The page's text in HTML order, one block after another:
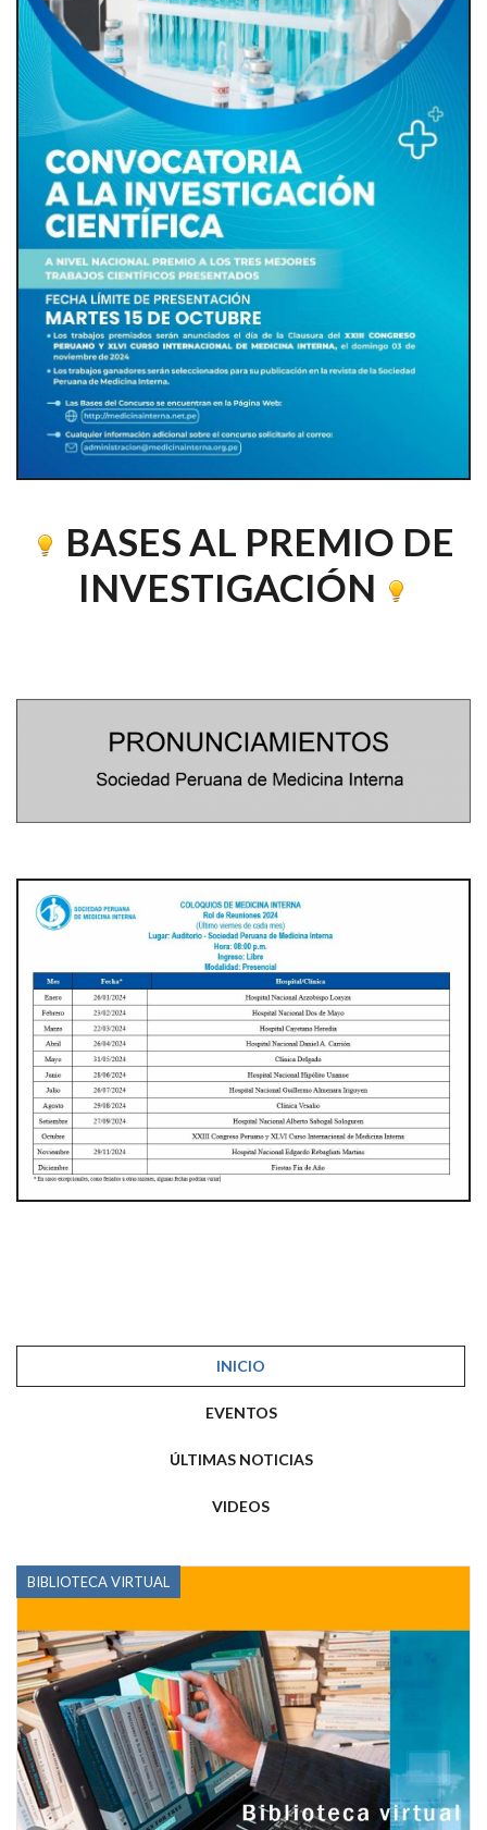
BASES AL PREMIO DE
INVESTIGACIÓN
INICIO
EVENTOS
ÚLTIMAS NOTICIAS
VIDEOS
BIBLIOTECA VIRTUAL